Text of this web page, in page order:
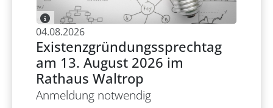
04.08.2026
Existenzgründungssprechtag
am 13. August 2026 im
Rathaus Waltrop
Anmeldung notwendig